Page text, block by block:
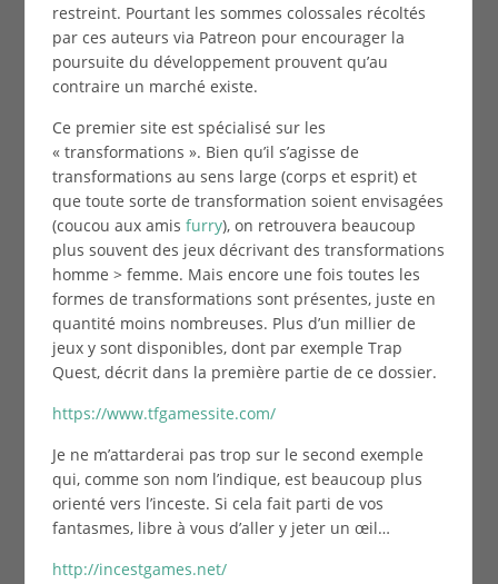
restreint. Pourtant les sommes colossales récoltés
par ces auteurs via Patreon pour encourager la
poursuite du développement prouvent qu’au
contraire un marché existe.
Ce premier site est spécialisé sur les
« transformations ». Bien qu’il s’agisse de
transformations au sens large (corps et esprit) et
que toute sorte de transformation soient envisagées
(coucou aux amis furry), on retrouvera beaucoup
plus souvent des jeux décrivant des transformations
homme > femme. Mais encore une fois toutes les
formes de transformations sont présentes, juste en
quantité moins nombreuses. Plus d’un millier de
jeux y sont disponibles, dont par exemple Trap
Quest, décrit dans la première partie de ce dossier.
https://www.tfgamessite.com/
Je ne m’attarderai pas trop sur le second exemple
qui, comme son nom l’indique, est beaucoup plus
orienté vers l’inceste. Si cela fait parti de vos
fantasmes, libre à vous d’aller y jeter un œil…
http://incestgames.net/